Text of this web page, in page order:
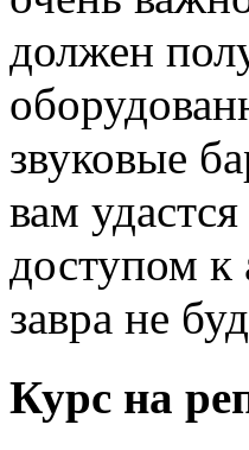
должен
звуковые
вам
доступом к
завра не
Курс на